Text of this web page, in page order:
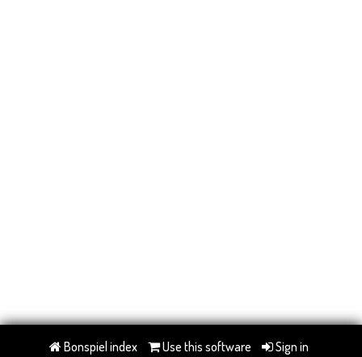
Bonspiel index Use this software Sign in